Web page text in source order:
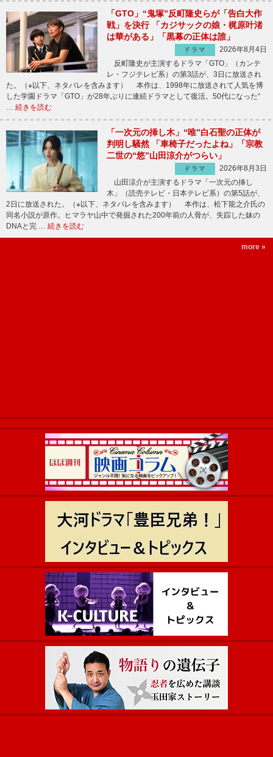
「GTO」“鬼塚”反町隆史らが「告白大作
戦」を決行 「カジサックの娘・梶原叶渚
は華がある」「黒幕の正体は誰」
ドラマ
2026年8月4日
反町隆史が主演するドラマ「GTO」（カンテ
レ・フジテレビ系）の第3話が、3日に放送され
た。（※以下、ネタバレを含みます） 本作は、1998年に放送されて人気を博
した学園ドラマ「GTO」が28年ぶりに連続ドラマとして復活。50代になった“
… 続きを読む
「一次元の挿し木」“唯”白石聖の正体が
判明し騒然 「車椅子だったよね」「宗教
二世の“悠”山田涼介がつらい」
ドラマ
2026年8月3日
山田涼介が主演するドラマ「一次元の挿し
木」（読売テレビ・日本テレビ系）の第5話が、
2日に放送された。（※以下、ネタバレを含みます） 本作は、松下龍之介氏の
同名小説が原作。ヒマラヤ山中で発掘された200年前の人骨が、失踪した妹の
DNAと完 … 続きを読む
more »